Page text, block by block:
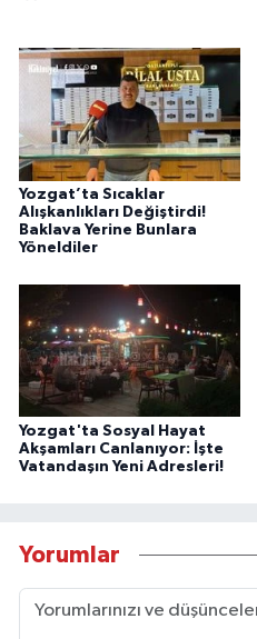
Yozgat’ta Sıcaklar
Alışkanlıkları Değiştirdi!
Baklava Yerine Bunlara
Yöneldiler
Yozgat'ta Sosyal Hayat
Akşamları Canlanıyor: İşte
Vatandaşın Yeni Adresleri!
Yorumlar